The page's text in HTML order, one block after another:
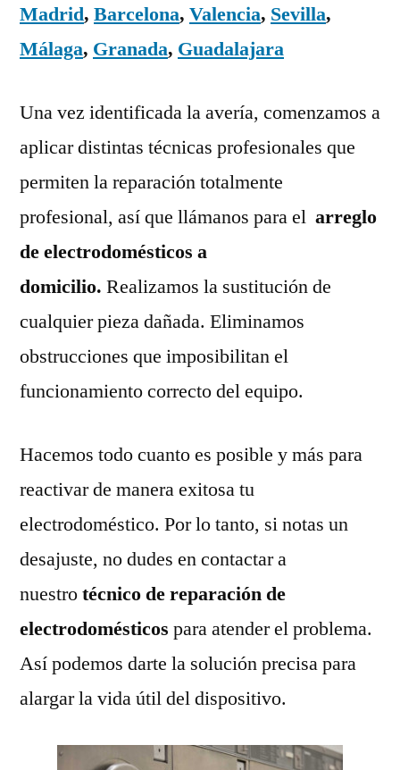
Madrid, Barcelona, Valencia, Sevilla,
Málaga, Granada, Guadalajara
Una vez identificada la avería, comenzamos a
aplicar distintas técnicas profesionales que
permiten la reparación totalmente
profesional, así que llámanos para el arreglo
de electrodomésticos a
domicilio. Realizamos la sustitución de
cualquier pieza dañada. Eliminamos
obstrucciones que imposibilitan el
funcionamiento correcto del equipo.
Hacemos todo cuanto es posible y más para
reactivar de manera exitosa tu
electrodoméstico. Por lo tanto, si notas un
desajuste, no dudes en contactar a
nuestrotécnico de reparación de
electrodomésticos para atender el problema.
Así podemos darte la solución precisa para
alargar la vida útil del dispositivo.